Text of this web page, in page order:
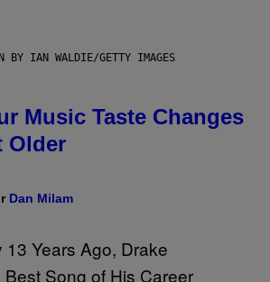
BY IAN WALDIE/GETTY IMAGES
Music Taste Changes
Older
Dan Milam